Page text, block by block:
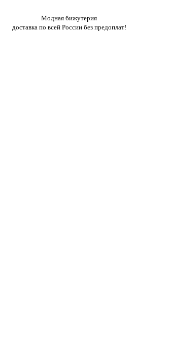
Модная бижутерия
доставка по всей России без предоплат!